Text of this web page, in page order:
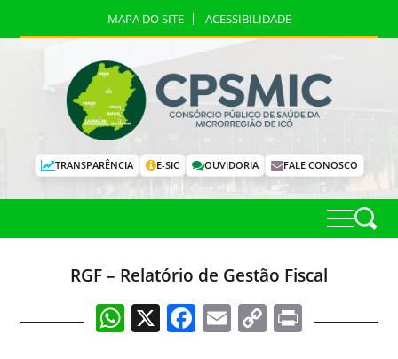
MAPA DO SITE ACESSIBILIDADE
TRANSPARÊNCIA E-SIC OUVIDORIA FALE CONOSCO
RGF – Relatório de Gestão Fiscal
WhatsApp
X Facebook
EmailCopyPrint